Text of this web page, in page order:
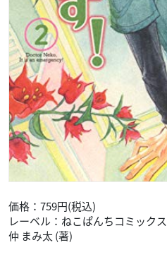
価格：759円(税込)
レーベル：ねこぱんちコミックス
仲 まみ太 (著)